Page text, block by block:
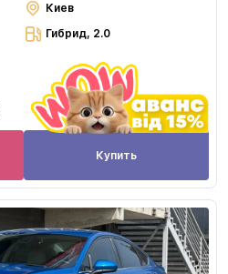
Киев
Гибрид, 2.0
Купить